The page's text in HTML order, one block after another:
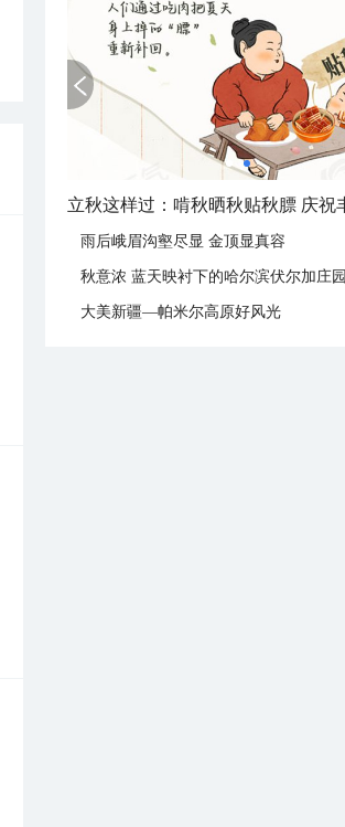
雨后峨眉沟壑尽显 金顶显真容
秋意浓 蓝天映衬下的哈尔滨伏尔加庄园
大美新疆—帕米尔高原好风光